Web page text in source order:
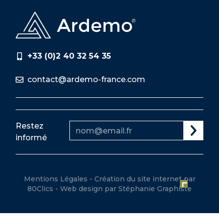
+33 (0)2 40 32 54 35
contact@ardemo-france.com
Restez
informé
Mentions Légales - Création du site internetpar
80Clics - Web design par Stéphanie Graphiste